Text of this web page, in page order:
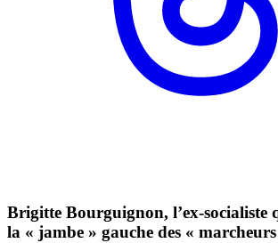
Brigitte Bourguignon, l’ex-socialiste
la « jambe » gauche des «